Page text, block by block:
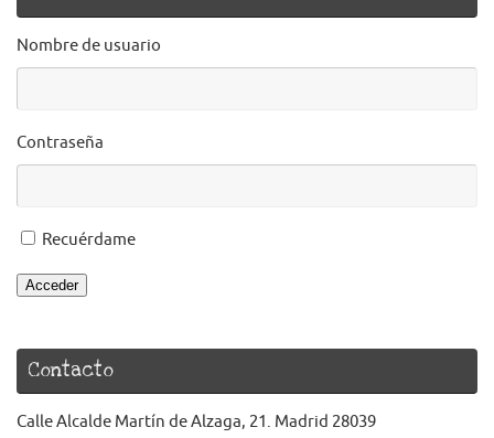
Nombre de usuario
Contraseña
Recuérdame
Acceder
Contacto
Calle Alcalde Martín de Alzaga, 21. Madrid 28039